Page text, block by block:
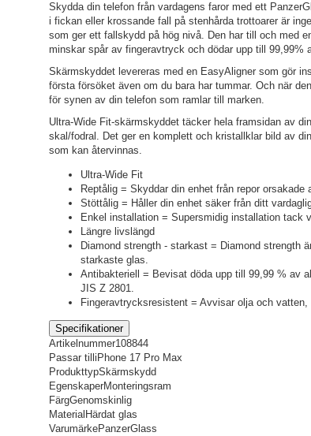
Skydda din telefon från vardagens faror med ett
i fickan eller krossande fall på stenhårda trottoarer är
som ger ett fallskydd på hög nivå. Den har till och med
minskar spår av fingeravtryck och dödar upp till 99,99%
Skärmskyddet levereras med en EasyAligner som gör
första försöket även om du bara har tummar. Och när
för synen av din telefon som ramlar till marken.
Ultra-Wide Fit-skärmskyddet täcker hela framsidan av
skal/fodral. Det ger en komplett och kristallklar bild av
som kan återvinnas.
Ultra-Wide Fit
Reptålig = Skyddar din enhet från repor orsakade
Stöttålig = Håller din enhet säker från ditt
Enkel installation = Supersmidig installation tack
Längre livslängd
Diamond strength - starkast = Diamond strength
starkaste glas.
Antibakteriell = Bevisat döda upp till 99,99 % av
JIS Z 2801.
Fingeravtrycksresistent = Avvisar olja och
Specifikationer
Artikelnummer108844
Passar till iPhone 17 Pro Max
ProdukttypSkärmskydd
EgenskaperMonteringsram
FärgGenomskinlig
Material Härdat glas
VarumärkePanzerGlass